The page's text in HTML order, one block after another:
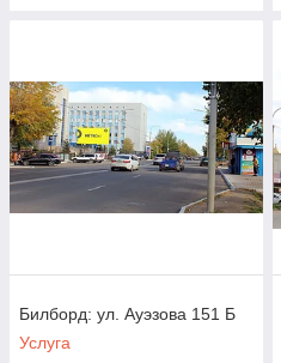
Билборд: ул. Ауэзова 151 Б
Услуга